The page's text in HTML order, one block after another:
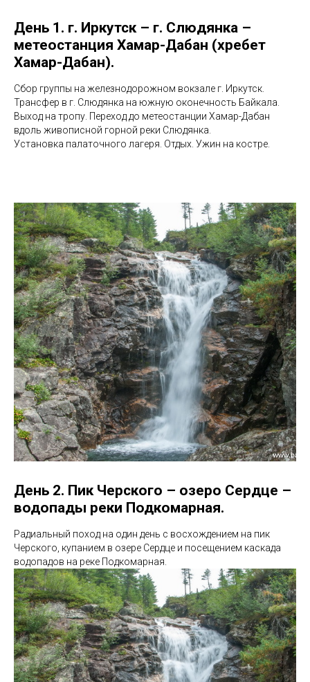
День 1. г. Иркутск – г. Слюдянка –
метеостанция Хамар-Дабан (хребет
Хамар-Дабан).
Сбор группы на железнодорожном вокзале г. Иркутск.
Трансфер в г. Слюдянка на южную оконечность Байкала.
Выход на тропу. Переход до метеостанции Хамар-Дабан
вдоль живописной горной реки Слюдянка.
Установка палаточного лагеря. Отдых. Ужин на костре.
День 2. Пик Черского – озеро Сердце –
водопады реки Подкомарная.
Радиальный поход на один день с восхождением на пик
Черского, купанием в озере Сердце и посещением каскада
водопадов на реке Подкомарная.